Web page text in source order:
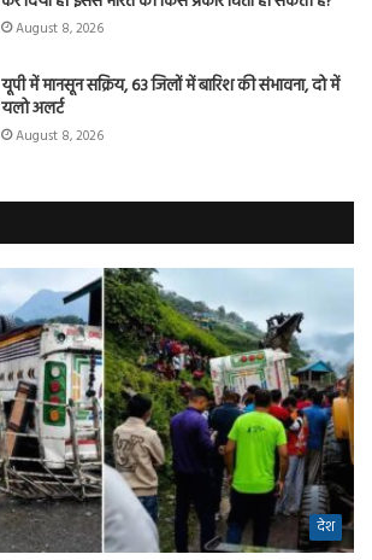
August 8, 2026
यूपी में मानसून सक्रिय, 63 जिलों में बारिश की संभावना, दो में
यलो अलर्ट
August 8, 2026
देश